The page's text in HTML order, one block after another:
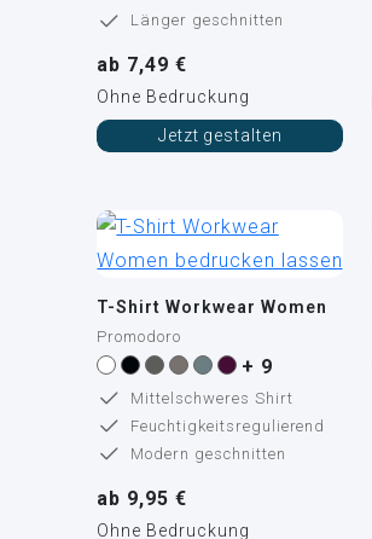
Länger geschnitten
ab 7,49 €
Ohne Bedruckung
Jetzt gestalten
T-Shirt Workwear Women
Promodoro
+ 9
Mittelschweres Shirt
Feuchtigkeitsregulierend
Modern geschnitten
ab 9,95 €
Ohne Bedruckung